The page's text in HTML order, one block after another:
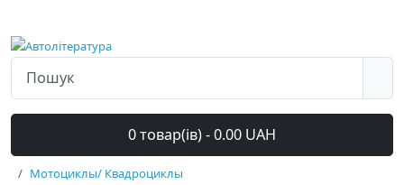
0 товар(ів) - 0.00 UAH
Мотоциклы/ Квадроциклы